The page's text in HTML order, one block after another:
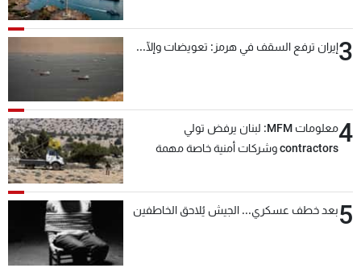
3إيران ترفع السقف في هرمز: تعويضات وإلّا...
4
معلومات MFM: لبنان يرفض تولي
contractors وشركات أمنية خاصة مهمة
5بعد خطف عسكري... الجيش يُلاحق الخاطفين